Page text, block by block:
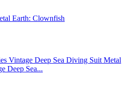
Earth: Clownfish
Metal
Deep Sea...